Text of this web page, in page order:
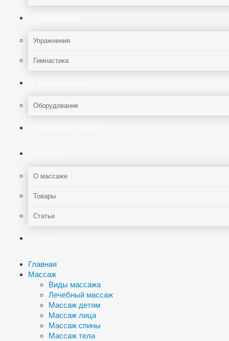
Упражнения
Гимнастика
Оборудование
О массаже
Товары
Статьи
Главная
Массаж
Виды массажа
Лечебный массаж
Массаж детям
Массаж лица
Массаж спины
Массаж тела